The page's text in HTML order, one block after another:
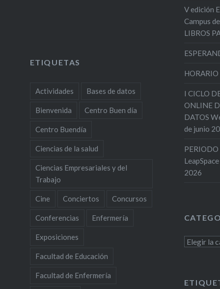
V edición
Campus
LIBROS
I CICLO
ONLINE
DATOS
de junio
PERIODO
2026
ETIQUETAS
Actividades Bases de datos
Bienvenida Centro Buen día
Centro Buendía
Ciencias de la salud
Ciencias Empresariales y del
Trabajo
Cine Conciertos Concursos
Conferencias Enfermería
Exposiciones
Facultad de Educación
Facultad de Enfermería
Categorías